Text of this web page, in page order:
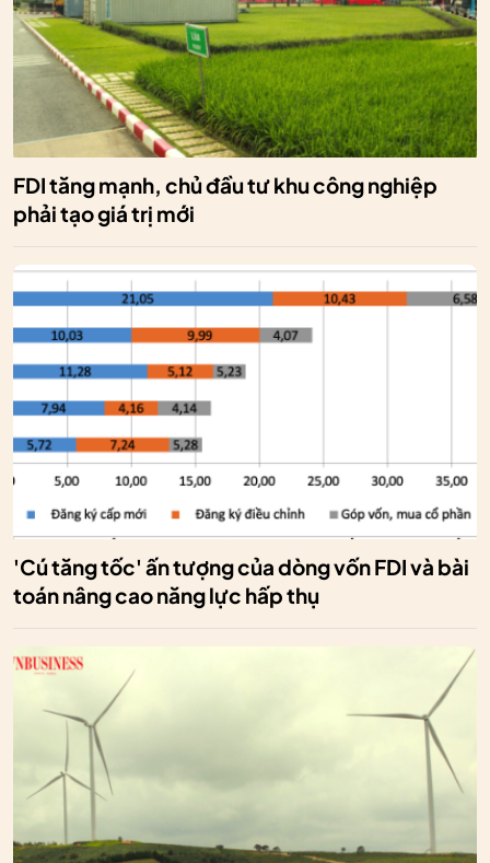
FDI tăng mạnh, chủ đầu tư khu công nghiệp
phải tạo giá trị mới
'Cú tăng tốc' ấn tượng của dòng vốn FDI và bài
toán nâng cao năng lực hấp thụ